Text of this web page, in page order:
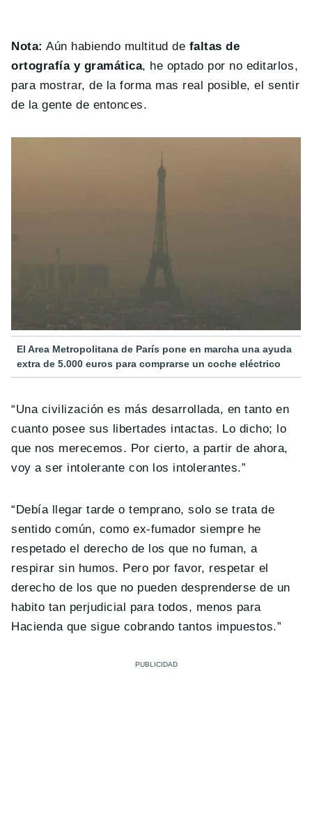
Nota: Aún habiendo multitud de faltas de
ortografía y gramática, he optado por no editarlos,
para mostrar, de la forma mas real posible, el sentir
de la gente de entonces.
El Area Metropolitana de París pone en marcha una ayuda
extra de 5.000 euros para comprarse un coche eléctrico
“Una civilización es más desarrollada, en tanto en
cuanto posee sus libertades intactas. Lo dicho; lo
que nos merecemos. Por cierto, a partir de ahora,
voy a ser intolerante con los intolerantes.”
“Debía llegar tarde o temprano, solo se trata de
sentido común, como ex-fumador siempre he
respetado el derecho de los que no fuman, a
respirar sin humos. Pero por favor, respetar el
derecho de los que no pueden desprenderse de un
habito tan perjudicial para todos, menos para
Hacienda que sigue cobrando tantos impuestos.”